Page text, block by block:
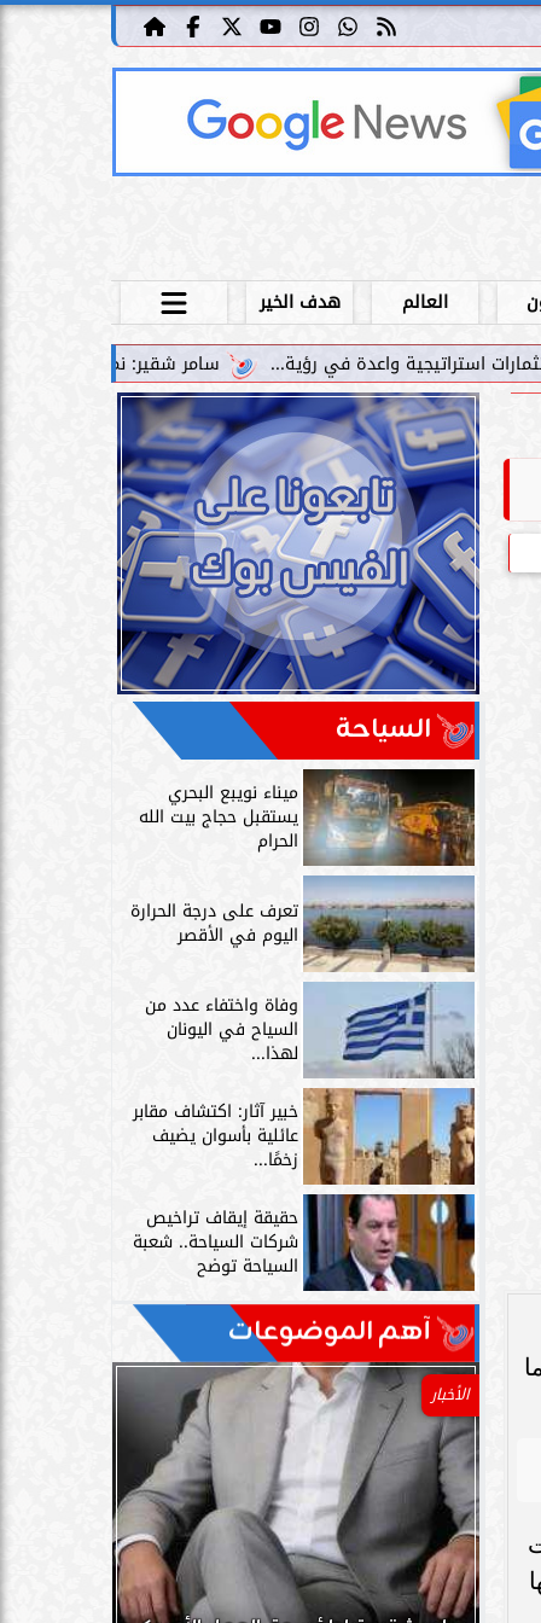
العالم
هدف الخير
سامر شقير: نمو صناديق الاستثمار الخاصة دليل حي
السياحة
ميناء نويبع البحري
يستقبل حجاج بيت الله
الحرام
تعرف على درجة الحرارة
اليوم في الأقصر
وفاة واختفاء عدد من
السياح في اليونان
لهذا...
خبير آثار: اكتشاف مقابر
عائلية بأسوان يضيف
زخمًا...
حقيقة إيقاف تراخيص
شركات السياحة.. شعبة
السياحة توضح
آهم الموضوعات
الأخبار